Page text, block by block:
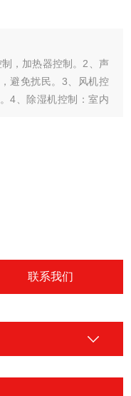
，加热器控制。2、声
避免扰民。3、风机控
4、除湿机控制：室内
联系我们